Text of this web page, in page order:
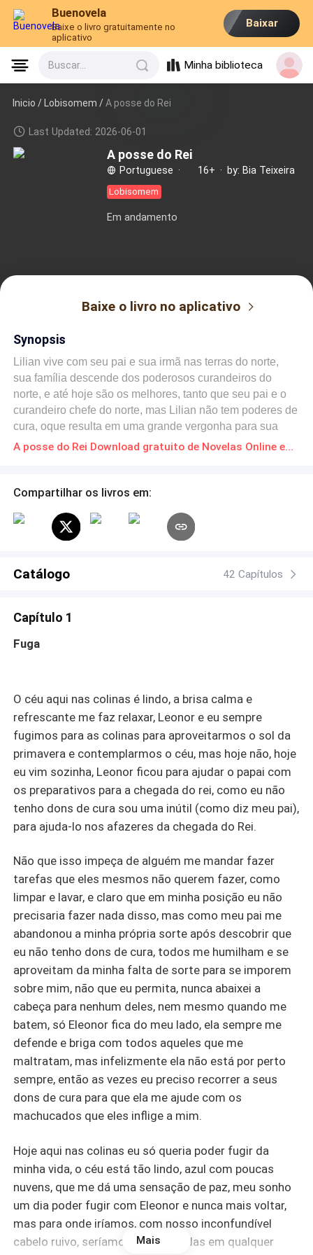
Buenovela
Baixe o livro gratuitamente no
aplicativo
Baixar
Buscar... Minha biblioteca
Inicio /Lobisomem /A posse do Rei
Last Updated: 2026-06-01
A posse do Rei
Portuguese · 16+ · by: Bia Teixeira
Lobisomem
Em andamento
Baixe o livro no aplicativo
Synopsis
Lilian vive com seu pai e sua irmã nas terras do norte,
sua família descende dos poderosos curandeiros do
norte, e até hoje são os melhores, tanto que seu pai e o
curandeiro chefe do norte, mas Lilian não tem poderes de
cura, oque resulta em uma grande vergonha para sua
família, seu pai finge que não a conhece mais, só sua
grande trauma, se vê cara a cara com seu verdadeiro
Lilian não suporta isso e foge para a floresta, lá ela se
depara com um perigo inimaginável, e agora Lilian vai
companheiro?
A posse do Rei Download gratuito de Novelas Online em PDF
Compartilhar os livros em:
Catálogo 42 Capítulos
Capítulo 1
Fuga
O céu aqui nas colinas é lindo, a brisa calma e
refrescante me faz relaxar, Leonor e eu sempre
fugimos para as colinas para aproveitarmos o sol da
primavera e contemplarmos o céu, mas hoje não, hoje
eu vim sozinha, Leonor ficou para ajudar o papai com
os preparativos para a chegada do rei, como eu não
tenho dons de cura sou uma inútil (como diz meu pai),
para ajuda-lo nos afazeres da chegada do Rei.
Não que isso impeça de alguém me mandar fazer
tarefas que eles mesmos não querem fazer, como
limpar e lavar, e claro que em minha posição eu não
precisaria fazer nada disso, mas como meu pai me
abandonou a minha própria sorte após descobrir que
eu não tenho dons de cura, todos me humilham e se
aproveitam da minha falta de sorte para se imporem
sobre mim, não que eu permita, nunca abaixei a
cabeça para nenhum deles, nem mesmo quando me
batem, só Eleonor fica do meu lado, ela sempre me
defende e briga com todos aqueles que me
maltratam, mas infelizmente ela não está por perto
sempre, então as vezes eu preciso recorrer a seus
dons de cura para que ela me ajude com os
machucados que eles inflige a mim.
Hoje aqui nas colinas eu só queria poder fugir da
minha vida, o céu está tão lindo, azul com poucas
nuvens, que me dá uma sensação de paz, meu sonho
um dia poder fugir com Eleonor e nunca mais voltar,
mas para onde iríamos, com nosso inconfundível
cabelo ruivo, seríamos reconhecidas em qualquer
Mais